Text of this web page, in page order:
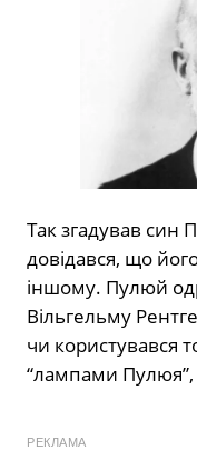
Так згадував син
довідався, що
іншому. Пулюй
Вільгельму
чи користувався
“лампами Пулюя”,
РЕКЛАМА